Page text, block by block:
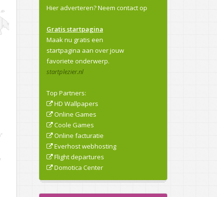
Hier adverteren?Neem contact op
Gratis startpagina
Maak nu gratis een
startpagina aan over jouw
favoriete onderwerp.
startplezier.nl
Top Partners:
HD Wallpapers
Online Games
Coole Games
Online facturatie
Everhost webhosting
Flight departures
Domotica Center